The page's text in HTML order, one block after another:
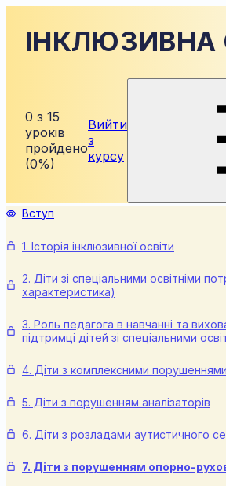
ІНКЛЮЗИВНА
0 з 15
уроків
пройдено
(0%)
Вийти
з
курсу
Вступ
1. Історія інклюзивної освіти
2. Діти зі спеціальними освітніми
характеристика)
3. Роль педагога в навчанні та
підтримці дітей зі спеціальними
4. Діти з комплексними
5. Діти з порушенням аналізаторів
6. Діти з розладами аутистичного
7. Діти з порушенням опорно-